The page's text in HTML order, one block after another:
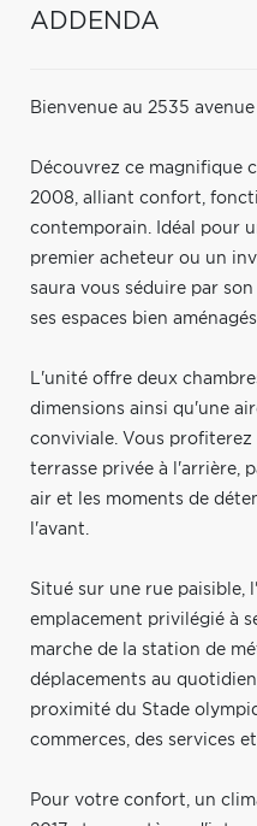
ADDENDA
Bienvenue au 2535
Découvrez ce magnifique
2008, alliant confort,
contemporain. Idéal pour
premier acheteur ou un
saura vous séduire par
ses espaces bien
L'unité offre deux
dimensions ainsi qu'une
conviviale. Vous profiterez
terrasse privée à l'arrière,
air et les moments de
l'avant.
Situé sur une rue paisible,
emplacement privilégié à
marche de la station de
déplacements au
proximité du Stade
commerces, des services
Pour votre confort, un